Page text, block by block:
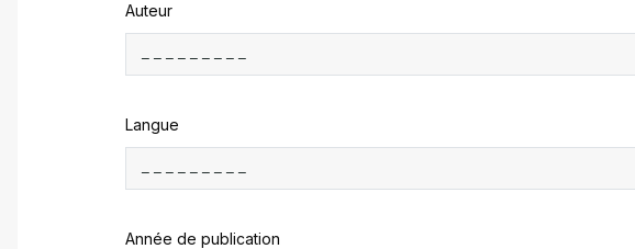
Auteur
Langue
Année de publication